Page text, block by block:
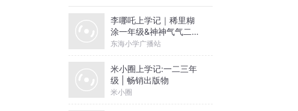
李哪吒上学记｜稀里糊
涂一年级&神神气气二年
级
东海小学广播站
米小圈上学记:一二三年
级 | 畅销出版物
米小圈